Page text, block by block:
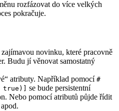
rozfázovat do více velkých
pokračuje.
zajímavou novinku, které pracovně
Budu jí věnovat samostatný
atributy. Například pomocí #
true)]
se bude persistentní
Nebo pomocí atributů půjde řídit